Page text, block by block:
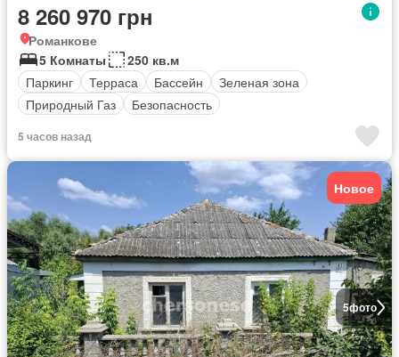
8 260 970 грн
Романкове
5 Комнаты
250 кв.м
Паркинг
Терраса Бассейн
Зеленая зона
Природный Газ
Безопасность
5 часов назад
5фото
Новое